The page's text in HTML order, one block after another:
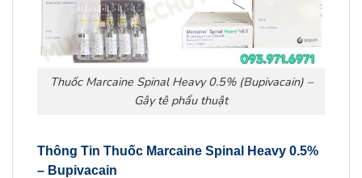
Thuốc Marcaine Spinal Heavy 0.5% (Bupivacain) –
Gây tê phẩu thuật
Thông Tin Thuốc Marcaine Spinal Heavy 0.5%
– Bupivacain